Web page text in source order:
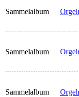
Sammelalbum
Sammelalbum
Sammelalbum